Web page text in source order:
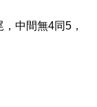
中間無4同5，